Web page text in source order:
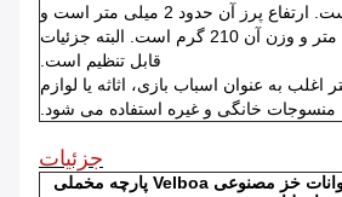
دارای روکش نرم است. ارتفاع پرز آن حدود 2 میلی متر است و
عرض آن 160 سانتی متر و وزن آن 210 گرم است. البته جزئیات
قابل تنظیم است.
به عنوان اسباب بازی، اثاثه یا لوازم
منسوجات خانگی و غیره استفاده می شود.
جزئیات
چاپ پوست حیوانات خز مصنوعی Velboa پارچه مخملی